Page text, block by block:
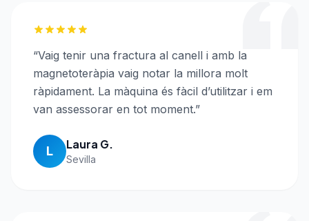
“Vaig tenir una fractura al canell i amb la
magnetoteràpia vaig notar la millora molt
ràpidament. La màquina és fàcil d’utilitzar i em
van assessorar en tot moment.”
L Laura G.
Sevilla